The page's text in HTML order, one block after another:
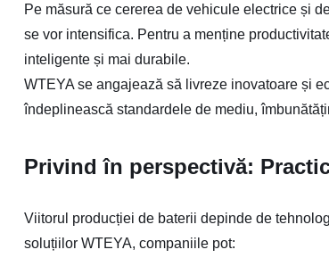
Pe măsură ce cererea de vehicule electrice și
se vor intensifica. Pentru a menține
inteligente și mai durabile.
WTEYA se angajează să livreze inovatoare și
îndeplinească standardele de mediu,
Privind în perspectivă:
Viitorul producției de baterii depinde de
soluțiilor WTEYA, companiile pot: